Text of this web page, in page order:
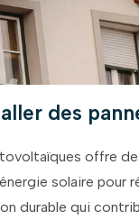
des
offre
solaire pour
durable qui